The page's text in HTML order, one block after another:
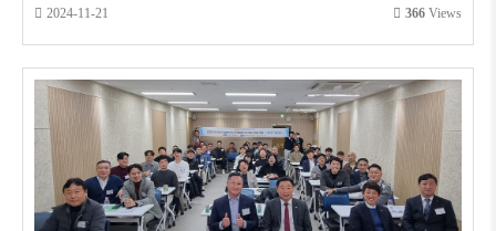
2024-11-21 366 Views